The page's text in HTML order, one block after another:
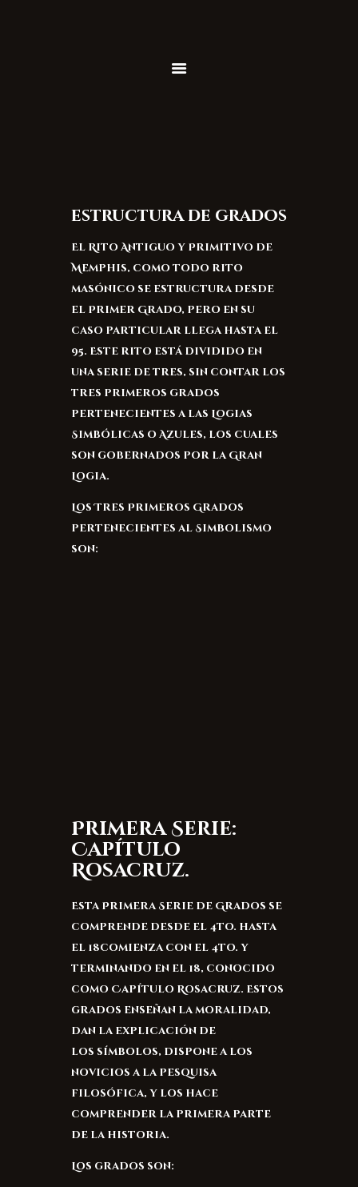
Contacto
estructura de grados
El Rito Antiguo y Primitivo de
Memphis, como todo rito
masónico se estructura desde
el Primer Grado, pero en su
caso particular llega hasta el
95. Este rito está dividido en
una serie de tres, sin contar los
tres primeros grados
pertenecientes a las Logias
Simbólicas o Azules, los cuales
son gobernados por la Gran
Logia.
Los Tres Primeros Grados
pertenecientes al Simbolismo
son:
Primera Serie:
Capítulo
Rosacruz.
Esta Primera Serie de Grados se
comprende desde el 4to. hasta
el 18comienza con el 4to. y
terminando en el 18, conocido
como Capítulo Rosacruz. Estos
grados enseñan la moralidad,
dan la explicación de
los símbolos, dispone a los
novicios a la pesquisa
filosófica, y los hace
comprender la primera parte
de la historia.
Los grados son: